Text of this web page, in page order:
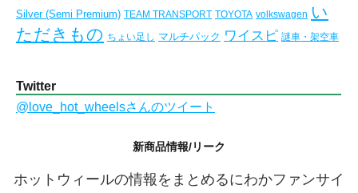
Silver (Semi Premium) TEAM TRANSPORT TOYOTA volkswagen い
ただきもの ちょい足し マルチパック ワイスピ 謎車・架空車
Twitter
@love_hot_wheelsさんのツイート
新商品情報/リーク
ホットウィールの情報をまとめるにわかファンサイ